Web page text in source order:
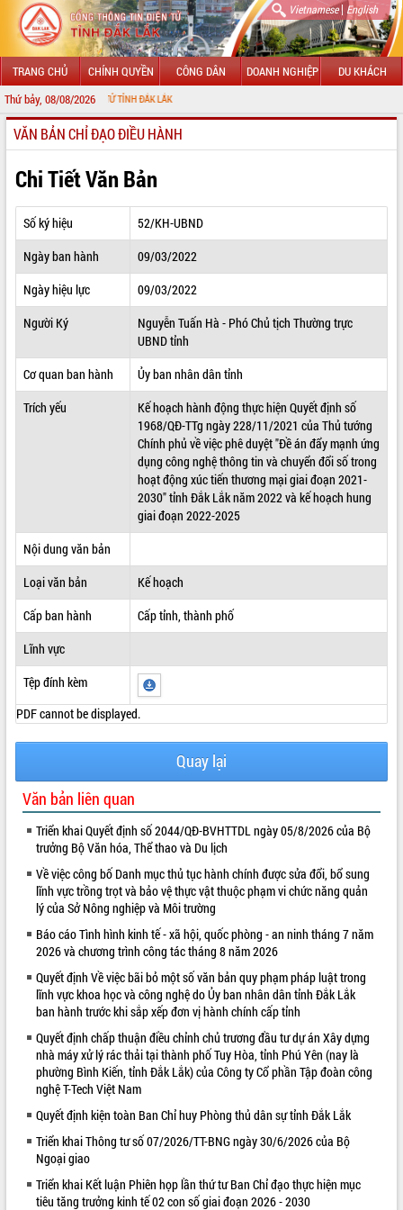
Vietnamese| English
TRANG CHỦ CHÍNH QUYỀN CÔNG DÂN DOANH NGHIỆP DU KHÁCH
Thứ bảy, 08/08/2026
TIN ĐIỆN TỬ TỈNH ĐẮK LẮK
GIỚI THIỆU
LÃNH ĐẠO UBND TỈNH
TIN TỨC SỰ KIỆN
SỞ, BAN, NGÀNH
THÔNG TIN CHỈ ĐẠO ĐIỀU HÀNH
VĂN BẢN HĐND TỈNH
VIDEO
Khám bệnh, cấp phát thuốc miễn phí
và tặng quà người dân xã Cư Pui
Hội nghị UBND tỉnh Đắk Lắk thường kỳ
tháng 7/2026
Lễ truy tặng danh hiệu “Bà Mẹ Việt
Nam Anh hùng” và trao Huân chương
Lao động
UBND tỉnh Đắk Lắk triển khai nhiệm
vụ 6 tháng cuối năm 2026
Kỳ họp thứ Hai, Hội đồng nhân dân
ALBUM ẢNH
VĂN BẢN CHỈ ĐẠO ĐIỀU HÀNH
Chi Tiết Văn Bản
Số ký hiệu
52/KH-UBND
Ngày ban hành
09/03/2022
Ngày hiệu lực
09/03/2022
Người Ký
Nguyễn Tuấn Hà - Phó Chủ tịch Thường trực
UBND tỉnh
Cơ quan ban hành
Ủy ban nhân dân tỉnh
Trích yếu
Kế hoạch hành động thực hiện Quyết định số
1968/QĐ-TTg ngày 228/11/2021 của Thủ tướng
Chính phủ về việc phê duyệt "Đề án đẩy mạnh ứng
dụng công nghệ thông tin và chuyển đổi số trong
hoạt động xúc tiến thương mại giai đoạn 2021-
2030" tỉnh Đắk Lắk năm 2022 và kế hoạch hung
giai đoạn 2022-2025
Nội dung văn bản
Loại văn bản
Kế hoạch
Cấp ban hành
Cấp tỉnh, thành phố
Lĩnh vực
Tệp đính kèm
PDF cannot be displayed.
Quay lại
Văn bản liên quan
Triển khai Quyết định số 2044/QĐ-BVHTTDL ngày 05/8/2026 của Bộ
trưởng Bộ Văn hóa, Thể thao và Du lịch
Về việc công bố Danh mục thủ tục hành chính được sửa đổi, bổ sung
lĩnh vực trồng trọt và bảo vệ thực vật thuộc phạm vi chức năng quản
lý của Sở Nông nghiệp và Môi trường
Báo cáo Tình hình kinh tế - xã hội, quốc phòng - an ninh tháng 7 năm
2026 và chương trình công tác tháng 8 năm 2026
Quyết định Về việc bãi bỏ một số văn bản quy phạm pháp luật trong
lĩnh vực khoa học và công nghệ do Ủy ban nhân dân tỉnh Đắk Lắk
ban hành trước khi sắp xếp đơn vị hành chính cấp tỉnh
Quyết định chấp thuận điều chỉnh chủ trương đầu tư dự án Xây dựng
nhà máy xử lý rác thải tại thành phố Tuy Hòa, tỉnh Phú Yên (nay là
phường Bình Kiến, tỉnh Đắk Lắk) của Công ty Cổ phần Tập đoàn công
nghệ T-Tech Việt Nam
Quyết định kiện toàn Ban Chỉ huy Phòng thủ dân sự tỉnh Đắk Lắk
Triển khai Thông tư số 07/2026/TT-BNG ngày 30/6/2026 của Bộ
Ngoại giao
Triển khai Kết luận Phiên họp lần thứ tư Ban Chỉ đạo thực hiện mục
tiêu tăng trưởng kinh tế 02 con số giai đoạn 2026 - 2030